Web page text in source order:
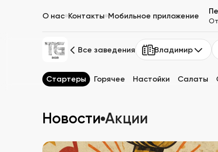
О нас Контакты Мобильное приложение
Все заведения Владимир
Стартеры Горячее Настойки Салаты
Новости Акции